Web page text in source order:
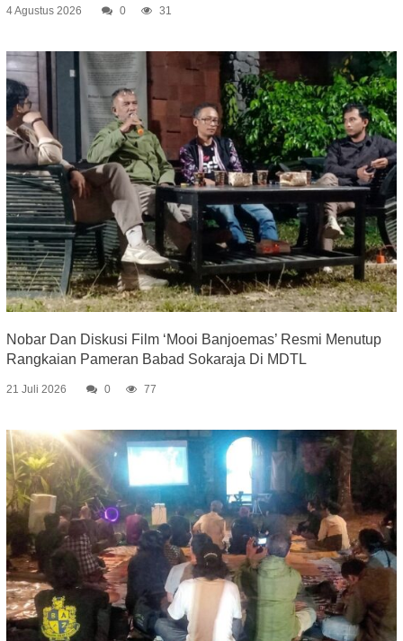
4 Agustus 2026 0 31
Nobar Dan Diskusi Film ‘Mooi Banjoemas’ Resmi Menutup
Rangkaian Pameran Babad Sokaraja Di MDTL
21 Juli 2026 0 77